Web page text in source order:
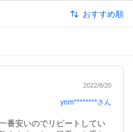
おすすめ順
2022/8/20
ynm********さん
番安いのでリピートしてい